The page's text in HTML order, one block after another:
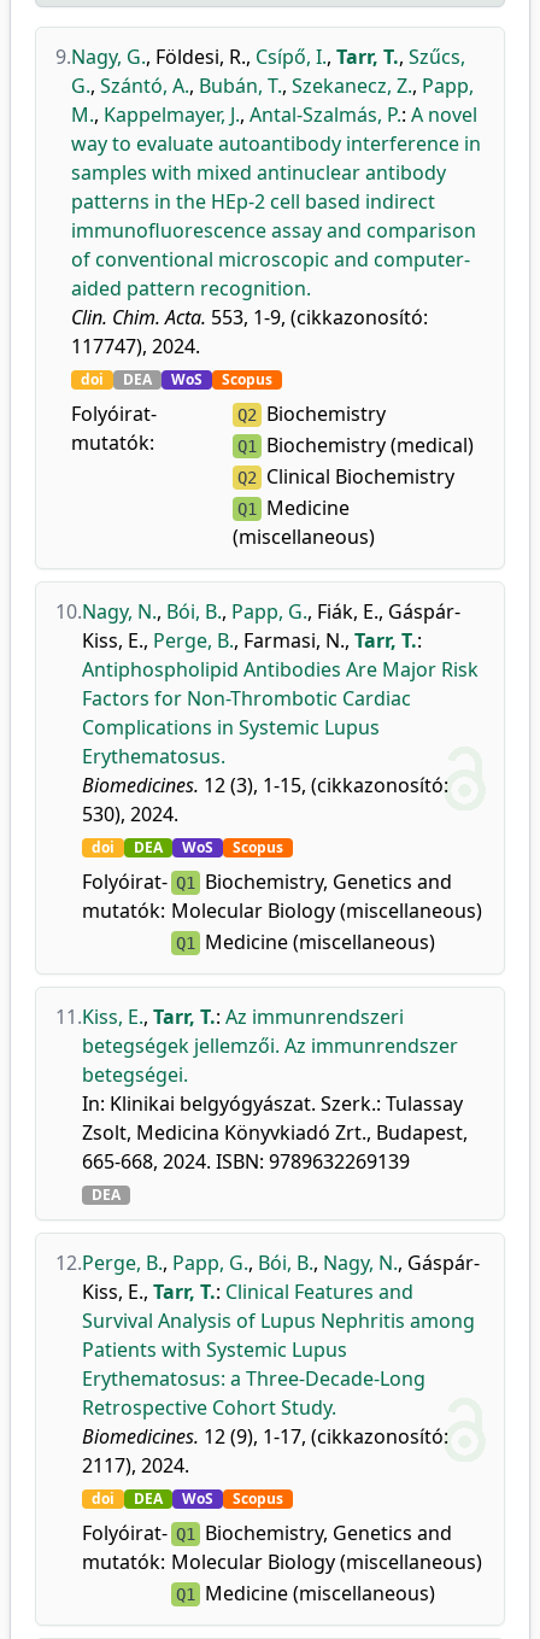
9.Nagy, G., Földesi, R., Csípő, I., Tarr, T., Szűcs,
G., Szántó, A., Bubán, T., Szekanecz, Z., Papp,
M., Kappelmayer, J., Antal-Szalmás, P.: A novel
way to evaluate autoantibody interference in
samples with mixed antinuclear antibody
patterns in the HEp-2 cell based indirect
immunofluorescence assay and comparison
of conventional microscopic and computer-
aided pattern recognition.
Clin. Chim. Acta. 553, 1-9, (cikkazonosító:
117747), 2024.
doi DEA WoS Scopus
Folyóirat-
mutatók:
Q2 Biochemistry
Q1 Biochemistry (medical)
Q2 Clinical Biochemistry
Q1 Medicine
(miscellaneous)
10.Nagy, N., Bói, B., Papp, G., Fiák, E., Gáspár-
Kiss, E., Perge, B., Farmasi, N., Tarr, T.:
Antiphospholipid Antibodies Are Major Risk
Factors for Non-Thrombotic Cardiac
Complications in Systemic Lupus
Erythematosus.
Biomedicines. 12 (3), 1-15, (cikkazonosító:
530), 2024.
doi DEA WoS Scopus
Folyóirat-
mutatók:
Q1 Biochemistry, Genetics and
Molecular Biology (miscellaneous)
Q1 Medicine (miscellaneous)
11.Kiss, E., Tarr, T.: Az immunrendszeri
betegségek jellemzői. Az immunrendszer
betegségei.
In: Klinikai belgyógyászat. Szerk.: Tulassay
Zsolt, Medicina Könyvkiadó Zrt., Budapest,
665-668, 2024. ISBN: 9789632269139
DEA
12.Perge, B., Papp, G., Bói, B., Nagy, N., Gáspár-
Kiss, E., Tarr, T.: Clinical Features and
Survival Analysis of Lupus Nephritis among
Patients with Systemic Lupus
Erythematosus: a Three-Decade-Long
Retrospective Cohort Study.
Biomedicines. 12 (9), 1-17, (cikkazonosító:
2117), 2024.
doi DEA WoS Scopus
Folyóirat-
mutatók:
Q1 Biochemistry, Genetics and
Molecular Biology (miscellaneous)
Q1 Medicine (miscellaneous)